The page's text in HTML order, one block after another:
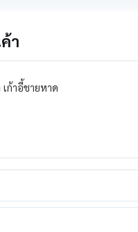
า
ก้าอี้ชายหาด